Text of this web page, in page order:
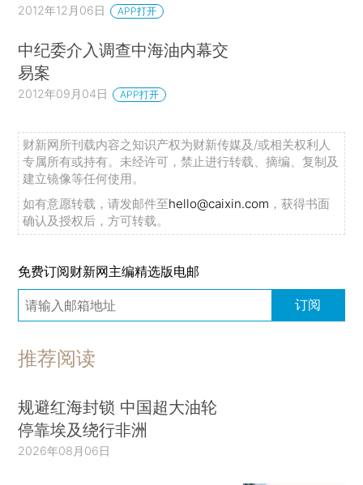
2012年12月06日 APP打开
中纪委介入调查中海油内幕交
易案
2012年09月04日 APP打开
财新网所刊载内容之知识产权为财新传媒及/或相关权利人
专属所有或持有。未经许可，禁止进行转载、摘编、复制及
建立镜像等任何使用。
如有意愿转载，请发邮件至hello@caixin.com ，获得书面
确认及授权后，方可转载。
免费订阅财新网主编精选版电邮
订阅
推荐阅读
规避红海封锁 中国超大油轮
停靠埃及绕行非洲
2026年08月06日